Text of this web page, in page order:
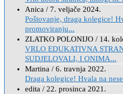
Anica / 7. veljače 2024.
Poštovanje, draga kolegice!
promoviranju...
ZLATKO POLONIJO / 14.
VRLO EDUKATIVNA
SUDJELOVALI, I ONIMA...
Martina / 6. travnja 2022.
Draga kolegice! Hvala na
edita / 22. prosinca 2021.